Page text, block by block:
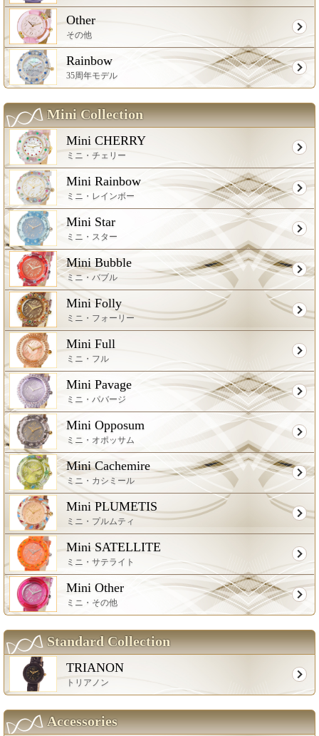
Other
その他
Rainbow
35周年モデル
Mini Collection
Mini CHERRY
ミニ・チェリー
Mini Rainbow
ミニ・レインボー
Mini Star
ミニ・スター
Mini Bubble
ミニ・バブル
Mini Folly
ミニ・フォーリー
Mini Full
ミニ・フル
Mini Pavage
ミニ・パバージ
Mini Opposum
ミニ・オポッサム
Mini Cachemire
ミニ・カシミール
Mini PLUMETIS
ミニ・プルムティ
Mini SATELLITE
ミニ・サテライト
Mini Other
ミニ・その他
Standard Collection
TRIANON
トリアノン
Accessories